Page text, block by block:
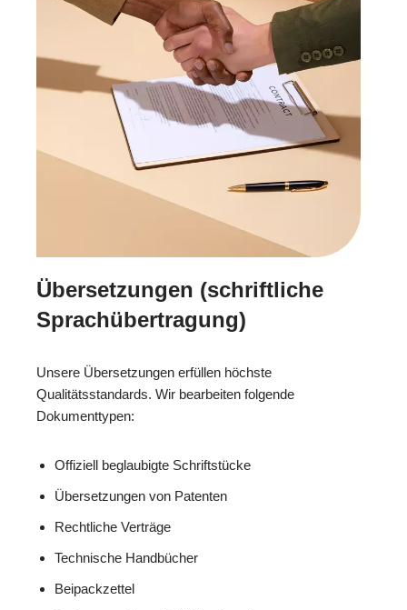
Übersetzungen (schriftliche
Sprachübertragung)
Unsere Übersetzungen erfüllen höchste
Qualitätsstandards. Wir bearbeiten folgende
Dokumenttypen:
Offiziell beglaubigte Schriftstücke
Übersetzungen von Patenten
Rechtliche Verträge
Technische Handbücher
Beipackzettel